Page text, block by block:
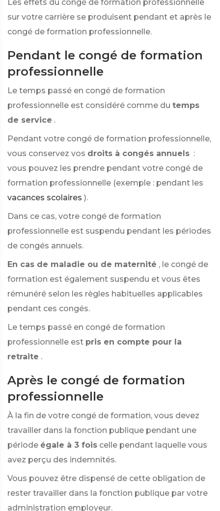
Les effets du congé de formation professionnelle
sur votre carrière se produisent pendant et après le
congé de formation professionnelle.
Pendant le congé de formation
professionnelle
Le temps passé en congé de formation
professionnelle est considéré comme du temps
de service .
Pendant votre congé de formation professionnelle,
vous conservez vos droits à congés annuels :
vous pouvez les prendre pendant votre congé de
formation professionnelle (exemple : pendant les
vacances scolaires ).
Dans ce cas, votre congé de formation
professionnelle est suspendu pendant les périodes
de congés annuels.
En cas de maladie ou de maternité , le congé de
formation est également suspendu et vous êtes
rémunéré selon les règles habituelles applicables
pendant ces congés.
Le temps passé en congé de formation
professionnelle est pris en compte pour la
retraite .
Après le congé de formation
professionnelle
À la fin de votre congé de formation, vous devez
travailler dans la fonction publique pendant une
période égale à 3 fois celle pendant laquelle vous
avez perçu des indemnités.
Vous pouvez être dispensé de cette obligation de
rester travailler dans la fonction publique par votre
administration employeur.